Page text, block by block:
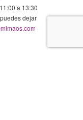
a 13:30
dejar